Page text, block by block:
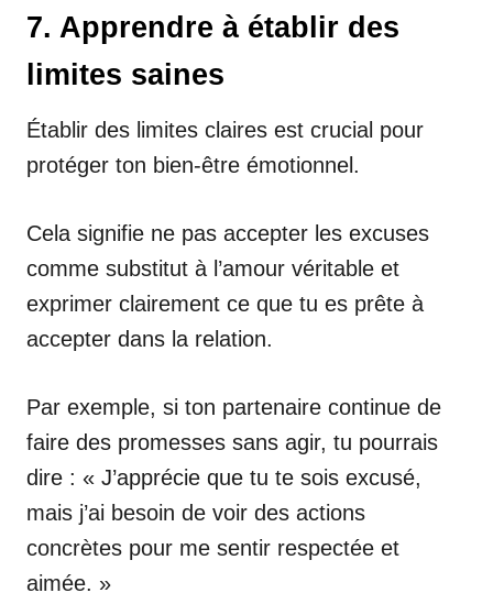
7. Apprendre à établir des
limites saines
Établir des limites claires est crucial pour
protéger ton bien-être émotionnel.
Cela signifie ne pas accepter les excuses
comme substitut à l’amour véritable et
exprimer clairement ce que tu es prête à
accepter dans la relation.
Par exemple, si ton partenaire continue de
faire des promesses sans agir, tu pourrais
dire : « J’apprécie que tu te sois excusé,
mais j’ai besoin de voir des actions
concrètes pour me sentir respectée et
aimée. »